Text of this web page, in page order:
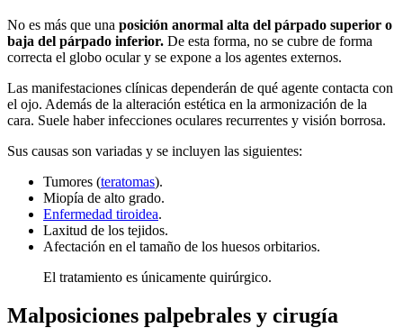
No es más que una posición anormal alta del párpado superior o
baja del párpado inferior. De esta forma, no se cubre de forma
correcta el globo ocular y se expone a los agentes externos.
Las manifestaciones clínicas dependerán de qué agente contacta con
el ojo. Además de la alteración estética en la armonización de la
cara. Suele haber infecciones oculares recurrentes y visión borrosa.
Sus causas son variadas y se incluyen las siguientes:
Tumores (teratomas).
Miopía de alto grado.
Enfermedad tiroidea.
Laxitud de los tejidos.
Afectación en el tamaño de los huesos orbitarios.
El tratamiento es únicamente quirúrgico.
Malposiciones palpebrales y cirugía